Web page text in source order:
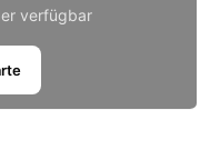
verfügbar